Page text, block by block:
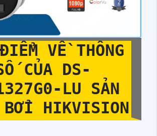
VỀ THÔNG
CỦA DS-
LU SẢN
BỞI HIKVISION